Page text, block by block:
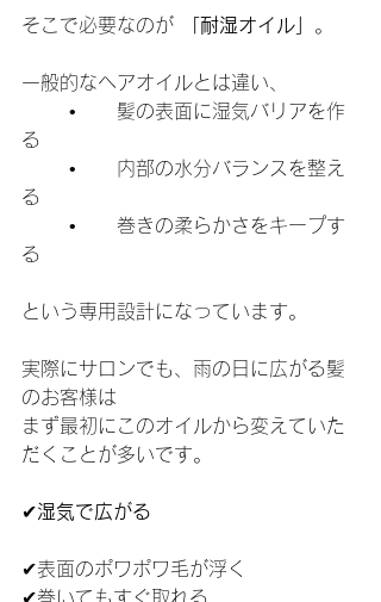
そこで必要なのが 「耐湿オイル」 。
一般的なヘアオイルとは違い、
る
る
る
という専用設計になっています。
実際にサロンでも、雨の日に広がる髪
のお客様は
まず最初にこのオイルから変えていた
だくことが多いです。
✔湿気で広がる
✔表面のポワポワ毛が浮く
✔巻いてもすぐ取れる